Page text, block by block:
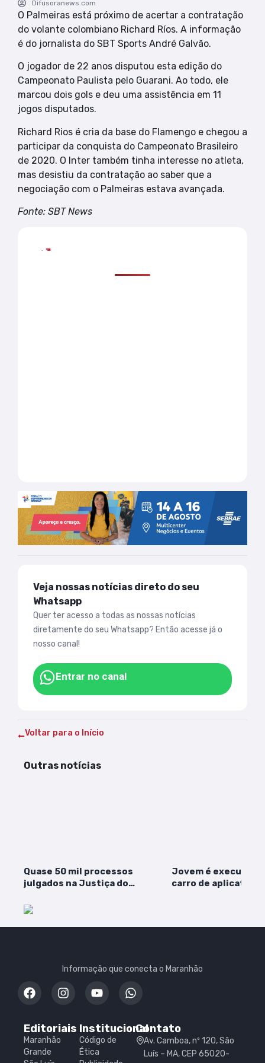
Difusoranews.com
O Palmeiras está próximo de acertar a contratação
do volante colombiano Richard Ríos. A informação
é do jornalista do SBT Sports André Galvão.
O jogador de 22 anos disputou esta edição do
Campeonato Paulista pelo Guarani. Ao todo, ele
marcou dois gols e deu uma assistência em 11
jogos disputados.
Richard Rios é cria da base do Flamengo e chegou a
participar da conquista do Campeonato Brasileiro
de 2020. O Inter também tinha interesse no atleta,
mas desistiu da contratação ao saber que a
negociação com o Palmeiras estava avançada.
Fonte: SBT News
Veja nossas notícias direto do seu
Whatsapp
Quer ter acesso a todas as nossas notícias
diretamente do seu Whatsapp? Então acesse já o
nosso canal!
Entrar no canal
Voltar para o Início
Outras notícias
Quase 50 mil processos
julgados na Justiça do
Extraordinária
Jovem é
carro de aplicativo
Informação que conecta o Maranhão
Editoriais
Maranhão
Grande
Institucional
Código de
Ética
Contato
Av. Camboa, nº 120, São
Luís – MA, CEP 65020-